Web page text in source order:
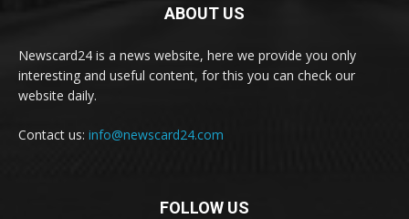
ABOUT US
Newscard24 is a news website, here we provide you only
interesting and useful content, for this you can check our
website daily.
Contact us: info@newscard24.com
FOLLOW US